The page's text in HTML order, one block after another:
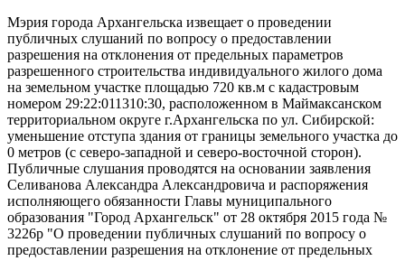
Мэрия города Архангельска извещает о проведении
публичных слушаний по вопросу о предоставлении
разрешения на отклонения от предельных параметров
разрешенного строительства индивидуального жилого дома
на земельном участке площадью 720 кв.м с кадастровым
номером 29:22:011310:30, расположенном в Маймаксанском
территориальном округе г.Архангельска по ул. Сибирской:
уменьшение отступа здания от границы земельного участка до
0 метров (с северо-западной и северо-восточной сторон).
Публичные слушания проводятся на основании заявления
Селиванова Александра Александровича и распоряжения
исполняющего обязанности Главы муниципального
образования "Город Архангельск" от 28 октября 2015 года №
3226р "О проведении публичных слушаний по вопросу о
предоставлении разрешения на отклонение от предельных